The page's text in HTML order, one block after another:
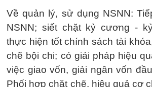
Về quản lý, sử dụng NSNN:
NSNN; siết chặt kỷ cương -
thực hiện tốt chính sách tài
chẽ bội chi; có giải pháp hiệu
việc giao vốn, giải ngân vốn
Phối hợp chặt chẽ, hiệu quả cơ